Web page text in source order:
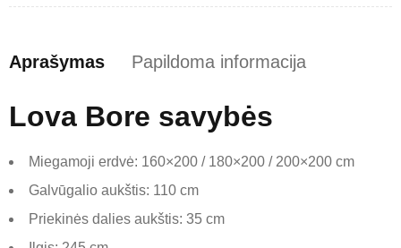
Aprašymas Papildoma informacija
Lova Bore savybės
Miegamoji erdvė: 160×200 / 180×200 / 200×200 cm
Galvūgalio aukštis: 110 cm
Priekinės dalies aukštis: 35 cm